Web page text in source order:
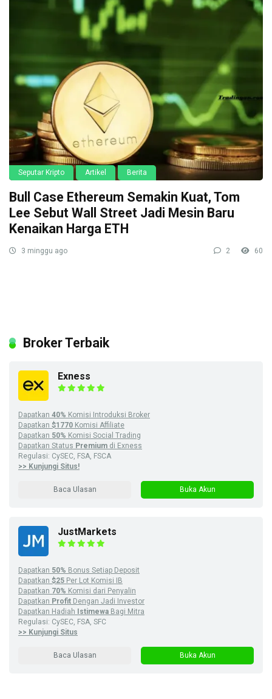
Seputar Kripto Artikel Berita
Bull Case Ethereum Semakin Kuat, Tom
Lee Sebut Wall Street Jadi Mesin Baru
Kenaikan Harga ETH
3 minggu ago 2 60
Broker Terbaik
Exness
Dapatkan 40% Komisi Introduksi Broker
Dapatkan $1770 Komisi Affiliate
Dapatkan 50% Komisi Social Trading
Dapatkan Status Premium di Exness
Regulasi: CySEC, FSA, FSCA
>> Kunjungi Situs!
Baca Ulasan Buka Akun
JustMarkets
Dapatkan 50% Bonus Setiap Deposit
Dapatkan $25 Per Lot Komisi IB
Dapatkan 70% Komisi dari Penyalin
Dapatkan Profit Dengan Jadi Investor
Dapatkan Hadiah Istimewa Bagi Mitra
Regulasi: CySEC, FSA, SFC
>> Kunjungi Situs
Baca Ulasan Buka Akun